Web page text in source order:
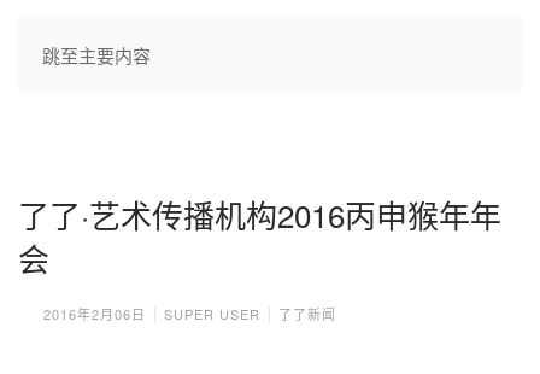
跳至主要内容
了了·艺术传播机构2016丙申猴年年
会
2016年2月06日 SUPER USER 了了新闻